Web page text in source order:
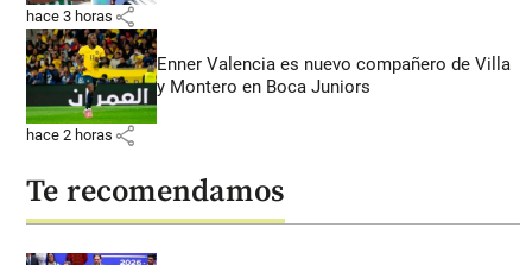
hace 3 horas share
Enner Valencia es nuevo compañero de Villa
y Montero en Boca Juniors
hace 2 horas share
Te recomendamos